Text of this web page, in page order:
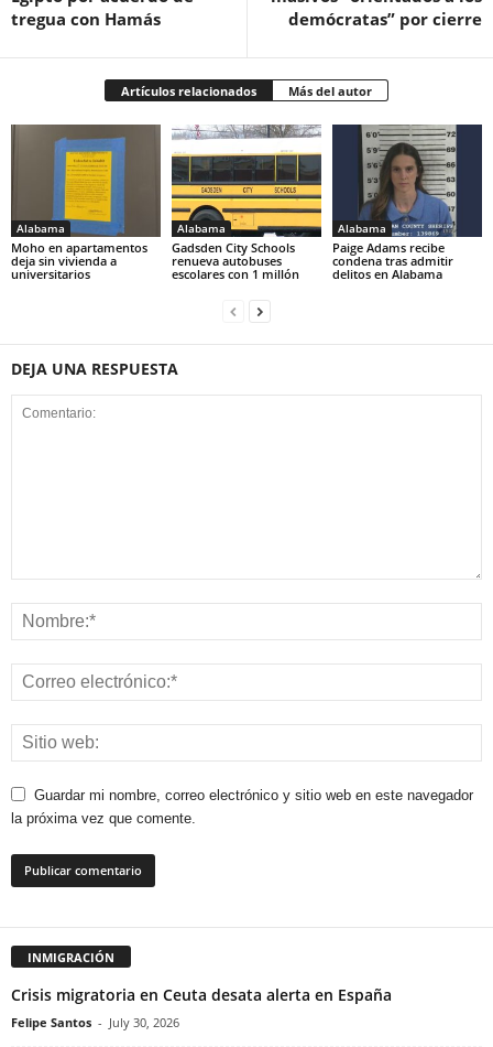
tregua con Hamás
demócratas” por cierre
Artículos relacionados Más del autor
Alabama
Moho en apartamentos
deja sin vivienda a
universitarios
Alabama
Gadsden City Schools
renueva autobuses
escolares con 1 millón
Alabama
Paige Adams recibe
condena tras admitir
delitos en Alabama
DEJA UNA RESPUESTA
Guardar mi nombre, correo electrónico y sitio web en este navegador
la próxima vez que comente.
INMIGRACIÓN
Crisis migratoria en Ceuta desata alerta en España
Felipe Santos - July 30, 2026